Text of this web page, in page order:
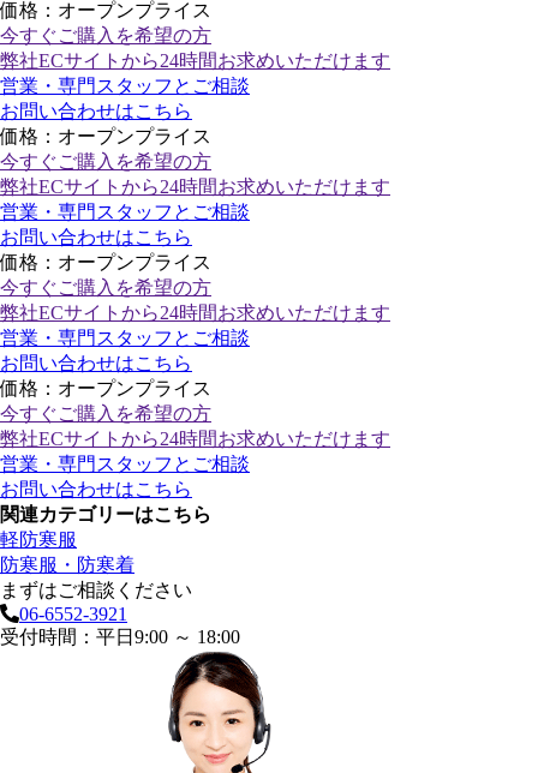
価格：オープンプライス
今すぐご購入 を希望の方
弊社ECサイトから24時間お求めいただけます
営業・専門スタッフとご相談
お問い合わせはこちら
価格：オープンプライス
今すぐご購入 を希望の方
弊社ECサイトから24時間お求めいただけます
営業・専門スタッフとご相談
お問い合わせはこちら
価格：オープンプライス
今すぐご購入 を希望の方
弊社ECサイトから24時間お求めいただけます
営業・専門スタッフとご相談
お問い合わせはこちら
価格：オープンプライス
今すぐご購入 を希望の方
弊社ECサイトから24時間お求めいただけます
営業・専門スタッフとご相談
お問い合わせはこちら
関連カテゴリーはこちら
軽防寒服
防寒服・防寒着
まずはご相談ください
06-6552-3921
受付時間：平日9:00 ～ 18:00